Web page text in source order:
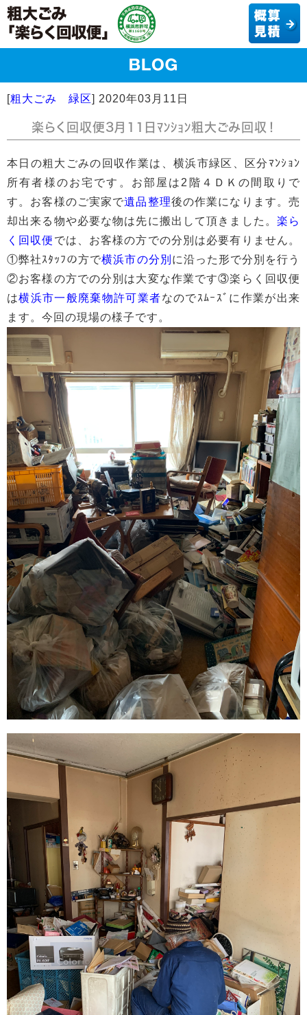
[粗大ごみ 緑区] 2020年03月11日
楽らく回収便3月11日ﾏﾝｼｮﾝ粗大ごみ回収！
本日の粗大ごみの回収作業は、横浜市緑区、区分ﾏﾝｼｮﾝ
所有者様のお宅です。お部屋は2階４ＤＫの間取りで
す。お客様のご実家で遺品整理後の作業になります。売
却出来る物や必要な物は先に搬出して頂きました。 楽ら
く回収便 では、お客様の方での分別は必要有りません。
①弊社ｽﾀｯﾌの方で横浜市の分別 に沿った形で分別を行う
②お客様の方での分別は大変な作業です③楽らく回収便
は横浜市一般廃棄物許可業者なのでｽﾑｰｽﾞに作業が出来
ます。今回の現場の様子です。